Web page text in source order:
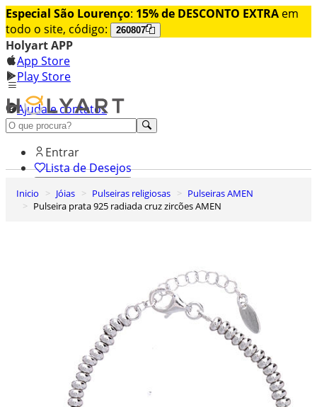
Especial São Lourenço: 15% de DESCONTO EXTRA em
todo o site, código:
260807
Holyart APP
App Store
Play Store
Ajuda e contatos
Conheça premium
Entrar
Lista de Desejos
0
Carrinho de Compras
Inicio Jóias Pulseiras religiosas
Pulseiras AMEN
Pulseira prata 925 radiada cruz zircões AMEN